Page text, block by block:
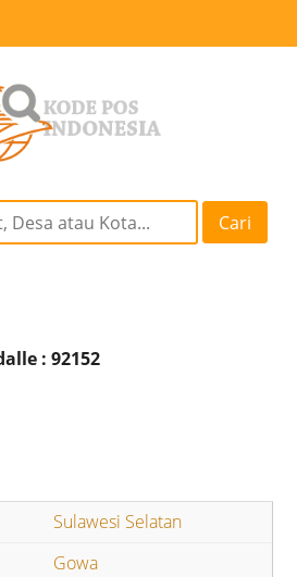
Cari
: 92152
Sulawesi Selatan
Gowa